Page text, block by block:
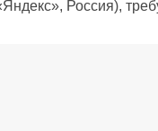
Россия),